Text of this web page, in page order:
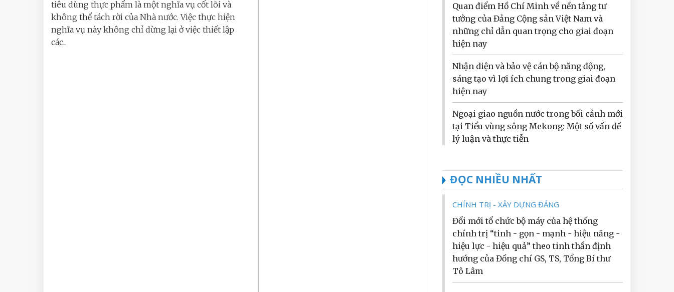
tiêu dùng thực phẩm là một nghĩa vụ cốt lõi và
không thể tách rời của Nhà nước. Việc thực hiện
nghĩa vụ này không chỉ dừng lại ở việc thiết lập
các...
Quan điểm Hồ Chí Minh về nền tảng tư
tưởng của Đảng Cộng sản Việt Nam và
những chỉ dẫn quan trọng cho giai đoạn
hiện nay
Nhận diện và bảo vệ cán bộ năng động,
sáng tạo vì lợi ích chung trong giai đoạn
hiện nay
Ngoại giao nguồn nước trong bối cảnh mới
tại Tiểu vùng sông Mekong: Một số vấn đề
lý luận và thực tiễn
ĐỌC NHIỀU NHẤT
CHÍNH TRỊ - XÂY DỰNG ĐẢNG
Đổi mới tổ chức bộ máy của hệ thống
chính trị “tinh - gọn - mạnh - hiệu năng -
hiệu lực - hiệu quả” theo tinh thần định
hướng của Đồng chí GS, TS, Tổng Bí thư
Tô Lâm